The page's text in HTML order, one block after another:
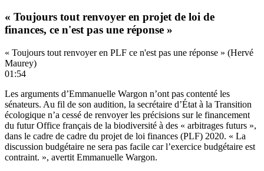
« Toujours tout renvoyer en projet de loi de
finances, ce n'est pas une réponse »
« Toujours tout renvoyer en PLF ce n'est pas une réponse » (Hervé
Maurey)
01:54
Les arguments d’Emmanuelle Wargon n’ont pas contenté les
sénateurs. Au fil de son audition, la secrétaire d’État à la Transition
écologique n’a cessé de renvoyer les précisions sur le financement
du futur Office français de la biodiversité à des « arbitrages futurs »,
dans le cadre de cadre du projet de loi finances (PLF) 2020. « La
discussion budgétaire ne sera pas facile car l’exercice budgétaire est
contraint. », avertit Emmanuelle Wargon.